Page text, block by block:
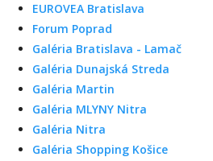
EUROVEA Bratislava
Forum Poprad
Galéria Bratislava - Lamač
Galéria Dunajská Streda
Galéria Martin
Galéria MLYNY Nitra
Galéria Nitra
Galéria Shopping Košice